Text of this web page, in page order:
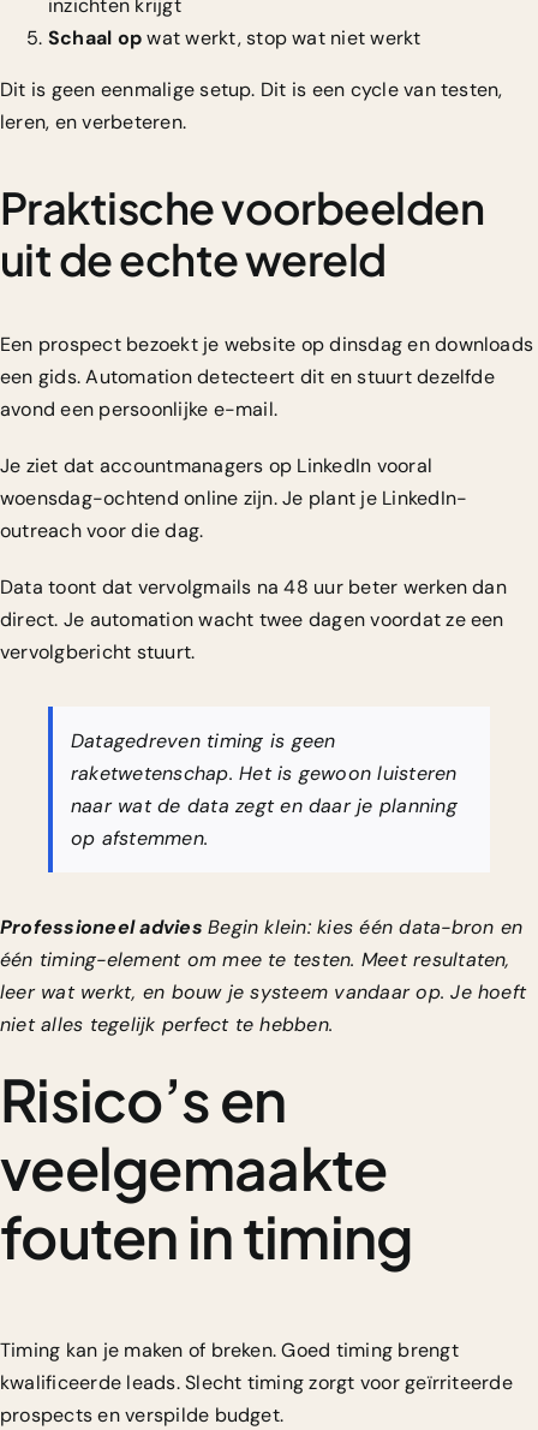
inzichten krijgt
Schaal opwat werkt, stop wat niet werkt
Dit is geen eenmalige setup. Dit is een cycle van testen,
leren, en verbeteren.
Praktische voorbeelden
uit de echte wereld
Een prospect bezoekt je website op dinsdag en downloads
een gids. Automation detecteert dit en stuurt dezelfde
avond een persoonlijke e-mail.
Je ziet dat accountmanagers op LinkedIn vooral
woensdag-ochtend online zijn. Je plant je LinkedIn-
outreach voor die dag.
Data toont dat vervolgmails na 48 uur beter werken dan
direct. Je automation wacht twee dagen voordat ze een
vervolgbericht stuurt.
Datagedreven timing is geen
raketwetenschap. Het is gewoon luisteren
naar wat de data zegt en daar je planning
op afstemmen.
Professioneel advies Begin klein: kies één data-bron en
één timing-element om mee te testen. Meet resultaten,
leer wat werkt, en bouw je systeem vandaar op. Je hoeft
niet alles tegelijk perfect te hebben.
Risico’s en
veelgemaakte
fouten in timing
Timing kan je maken of breken. Goed timing brengt
kwalificeerde leads. Slecht timing zorgt voor geïrriteerde
prospects en verspilde budget.